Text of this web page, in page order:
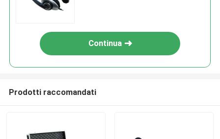
Continua
Prodotti raccomandati